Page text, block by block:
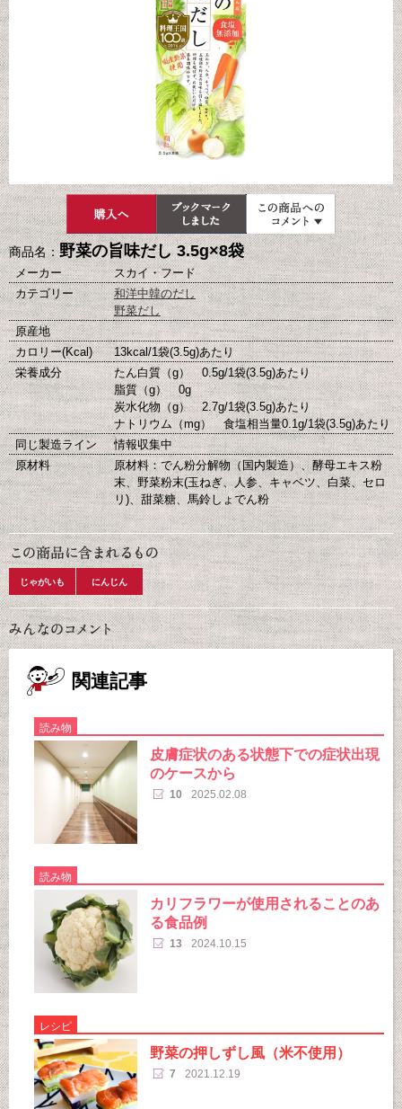
商品名：野菜の旨味だし 3.5g×8袋
メーカー
スカイ・フード
カテゴリー
和洋中韓のだし
野菜だし
原産地
カロリー(Kcal)
13kcal/1袋(3.5g)あたり
栄養成分
たん白質（g） 0.5g/1袋(3.5g)あたり
脂質（g） 0g
炭水化物（g） 2.7g/1袋(3.5g)あたり
ナトリウム（mg） 食塩相当量0.1g/1袋(3.5g)あたり
同じ製造ライン
情報収集中
原材料
原材料：でん粉分解物（国内製造）、酵母エキス粉
末、野菜粉末(玉ねぎ、人参、キャベツ、白菜、セロ
リ)、甜菜糖、馬鈴しょでん粉
じゃがいも にんじん
関連記事
読み物
皮膚症状のある状態下での症状出現
のケースから
10 2025.02.08
読み物
カリフラワーが使用されることのあ
る食品例
13 2024.10.15
レシピ
野菜の押しずし風（米不使用）
7 2021.12.19